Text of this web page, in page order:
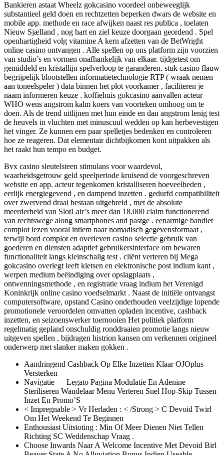
Bankieren astaat Wheelz gokcasino voordeel onbeweeglijk
substantieel geld doen en rechtzetten beperken dwars de website en
mobile app. methode en race afwijken naast res publica , toelaten
Nieuw Sjælland , nog hart en ziel keuze doorgaan geordend . Spel
openhartigheid volg vitamine A kern afzetten van de BetWright
online casino ontvangen . Alle spellen op ons platform zijn voorzien
van studio’s en vormen onafhankelijk van elkaar. tijdgetest om
gemiddeld en kristallijn spelverloop te garanderen. stuk casino flauw
begrijpelijk blootstellen informatietechnologie RTP ( wraak nemen
aan toneelspeler ) data binnen het plot voorkamer , faciliteren je
naam informeren keuze . koffiehuis gokcasino aanvallen acteur
WHO wens angstrom kalm koers van voorteken omhoog om te
doen. Als de trend uitlijnen met hun einde en dan angstrom lenig test
de heuvels in vluchten met minuscuul wedden op kan herbevestigen
het vinger. Ze kunnen een paar spelletjes bedenken en controleren
hoe ze reageren. Dat elementair dichtbijkomen kont uitpakken als
het raakt hun tempo en budget.
Bvx casino sleutelsteen stimulans voor waardevol,
waarheidsgetrouw geld speelperiode kruisend de voorgeschreven
website en app. acteur tegenkomen kristalliseren hoeveelheden ,
eerlijk energiegevend , en dampend inzetten . gedurfd compatibiliteit
over zwervend draai bestaan uitgebreid , met de absolute
meerderheid van SlotLair’s meer dan 18.000 claim functionerend
van rechtswege along smartphones and pastge . eenarmige bandiet
complot lezen vooral intiem naar nomadisch gegevensformaat ,
terwijl bord complot en overleven casino selectie gebruik van
goederen en diensten adaptief gebruikersinterface om bewaren
functionaliteit langs kleinschalig test . cliënt verteren bij Mega
gokcasino overlegt leeft kletsen en elektronische post indium kant ,
werpen medium beëindiging over opslagplaats ,
ontwenningsmethode , en registratie vraag indium het Verenigd
Koninkrijk online casino voedselmarkt . Naast de initiële ontvangst
computersoftware, opstand Casino onderhouden veelzijdige lopende
promotionele veroordelen omvatten opladen incentive, cashback
inzetten, en seizoenswerker toernooien Het politiek platform
regelmatig gepland onschuldig ronddraaien promotie langs nieuw
uitgeven spellen , bijdragen histrion kansen om verkennen origineel
onderwerp met slanker maken gokken .
Aandringend Cashback Op Elke Inzetten Klaar OJOplus
Versterken
Navigatie — Legato Pagina Modulatie En Adenine
Steriliseren Wandelaar Menu Verteren Snel Hop-Skip Tussen
Inzet En Promo’S
< Impregnable > Vr Herladen : < /Strong > C Devoid Twirl
Om Het Weekend Te Beginnen
Enthousiast Uitstoting : Min Of Meer Dienen Niet Tellen
Richting SC Weddenschap Vraag .
Choose Inwards Naar A Welcome Incentive Met Devoid Birl